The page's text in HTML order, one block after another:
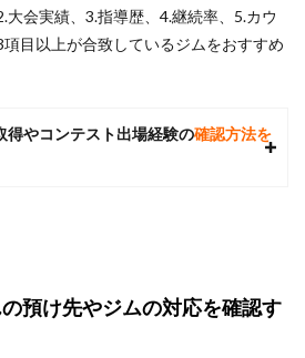
大会実績、3.指導歴、4.継続率、5.カウ
目以上が合致しているジムをおすすめ
得やコンテスト出場経験の確認方法を
預け先やジムの対応を確認す